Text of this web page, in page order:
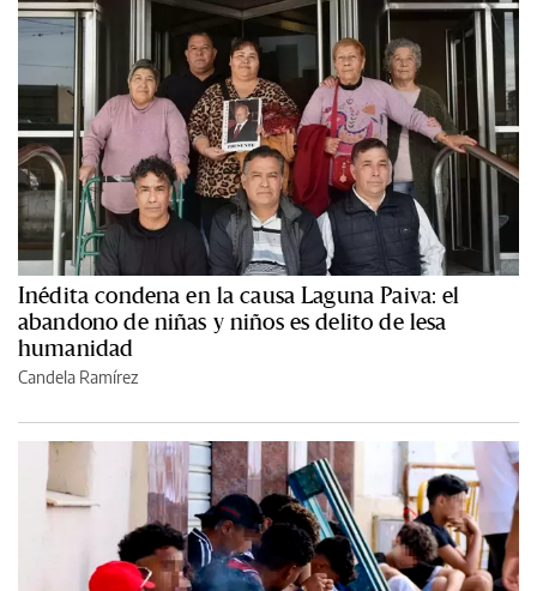
Inédita condena en la causa Laguna Paiva: el
abandono de niñas y niños es delito de lesa
humanidad
Candela Ramírez